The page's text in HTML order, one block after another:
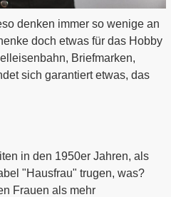
denken immer so wenige an
doch etwas für das Hobby
Briefmarken,
sich garantiert etwas, das
in den 1950er Jahren, als
"Hausfrau" trugen, was?
Frauen als mehr